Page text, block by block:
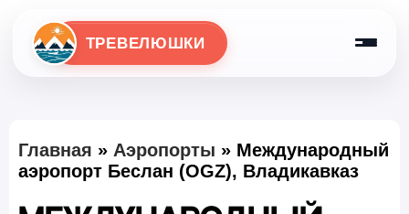
ТРЕВЕЛЮШКИ
Главная » Аэропорты » Международный
аэропорт Беслан (OGZ), Владикавказ